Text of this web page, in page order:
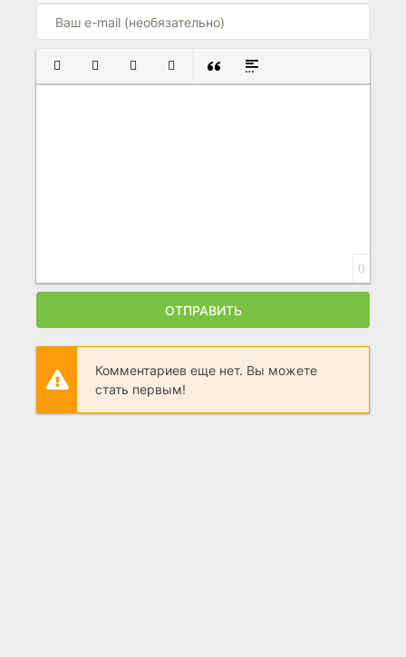
ПОЛУЖИРНЫЙ
КУРСИВПОДЧЕРКНУТЫЙ
ЗАЧЕРКНУТЫЙ
ВСТАВКА ЦИТАТЫ
ВСТАВКА СПОЙЛЕРА
0
ОТПРАВИТЬ
Комментариев еще нет. Вы можете
стать первым!